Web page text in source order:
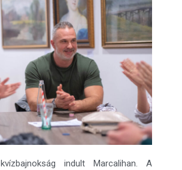
indult Marcalihan. A